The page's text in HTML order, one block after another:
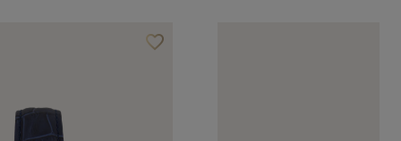
favorite_borderAjouter à vos favoris